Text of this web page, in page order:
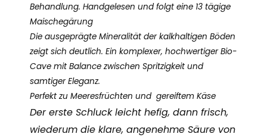
Spanien
Menge
Behandlung. Handgelesen und folgt eine 13 tägige
Maischegärung
Die ausgeprägte Mineralität der kalkhaltigen Böden
zeigt sich deutlich. Ein komplexer, hochwertiger Bio-
Cave mit Balance zwischen Spritzigkeit und
samtiger Eleganz.
Perfekt zu Meeresfrüchten und gereiftem Käse
Der erste Schluck leicht hefig, dann frisch,
wiederum die klare, angenehme Säure von